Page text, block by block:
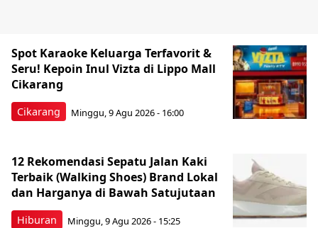
Cikarang
Spot Karaoke Keluarga Terfavorit &
Seru! Kepoin Inul Vizta di Lippo Mall
Cikarang
Minggu, 9 Agu 2026 - 16:00
Hiburan
12 Rekomendasi Sepatu Jalan Kaki
Terbaik (Walking Shoes) Brand Lokal
dan Harganya di Bawah Satujutaan
Minggu, 9 Agu 2026 - 15:25